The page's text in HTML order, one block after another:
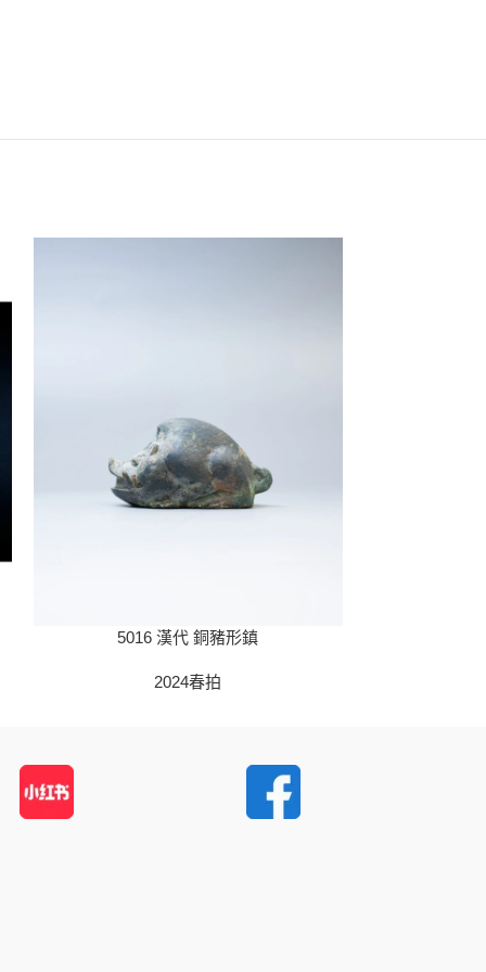
5016 漢代 銅豬形鎮
2024春拍